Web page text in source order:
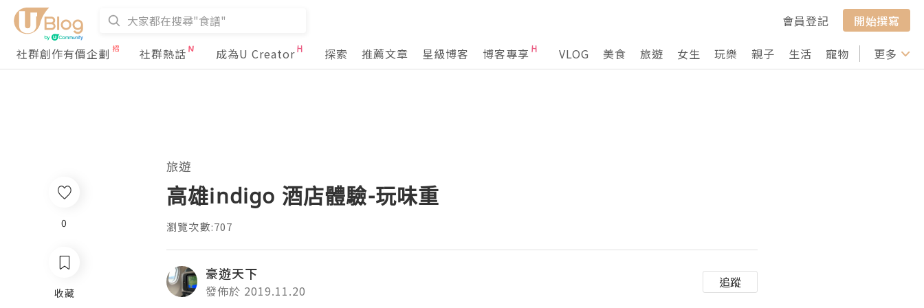
會員登記
開始撰寫
社群創作有價企劃
社群熱話 成為U Creator 探索 推薦文章 星級博客 博客專享 VLOG 美食 旅遊 女生 玩樂 親子 生活 寵物 行山 打卡
更多
0
收藏
旅遊
高雄indigo 酒店體驗-玩味重
瀏覽次數:707
豪遊天下
發佈於 2019.11.20
追蹤